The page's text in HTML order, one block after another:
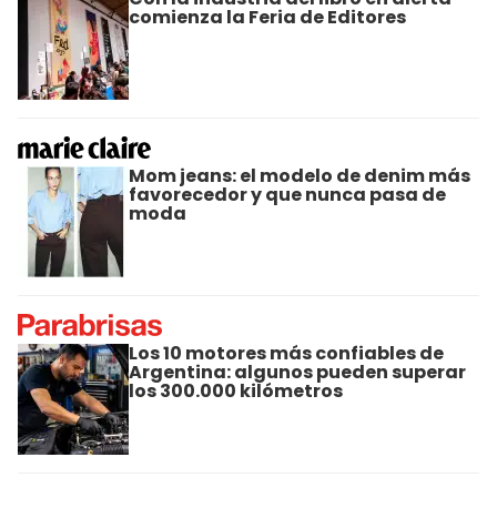
comienza la Feria de Editores
Mom jeans: el modelo de denim más
favorecedor y que nunca pasa de
moda
Los 10 motores más confiables de
Argentina: algunos pueden superar
los 300.000 kilómetros